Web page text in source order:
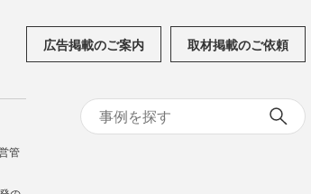
広告掲載のご案内 取材掲載のご依頼
管